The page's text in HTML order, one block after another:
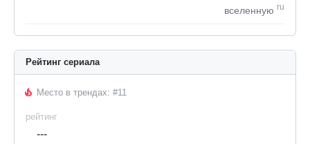
вселенную ru
Рейтинг сериала
Место в трендах: #11
рейтинг
---